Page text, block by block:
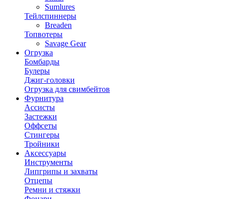
Sumlures
Тейлспиннеры
Breaden
Топвотеры
Savage Gear
Огрузка
Бомбарды
Булеры
Джиг-головки
Огрузка для свимбейтов
Фурнитура
Ассисты
Застежки
Оффсеты
Стингеры
Тройники
Аксессуары
Инструменты
Липгрипы и захваты
Отцепы
Ремни и стяжки